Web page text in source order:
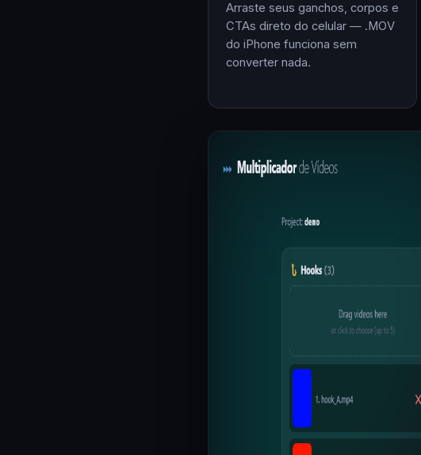
Arraste seus ganchos, corpos e
CTAs direto do celular — .MOV
do iPhone funciona sem
converter nada.